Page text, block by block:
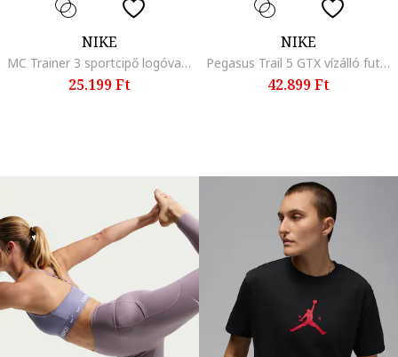
NIKE
MC Trainer 3 sportcipő logóval, Fekete/Élénkpiros
25.199 Ft
NIKE
Pegasus Trail 5 GTX vízálló futócipő, Narancssárga/Királykék
42.899 Ft